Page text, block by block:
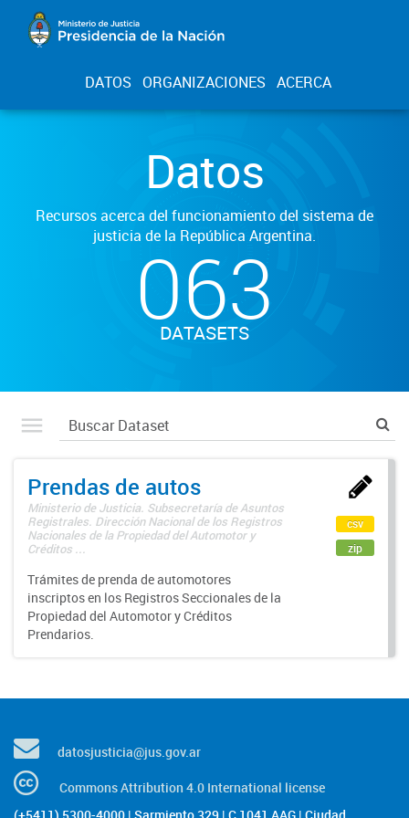
DATOS ORGANIZACIONES ACERCA
Datos
Recursos acerca del funcionamiento del sistema de
justicia de la República Argentina.
063
DATASETS
Prendas de autos
Ministerio de Justicia. Subsecretaría de Asuntos
Registrales. Dirección Nacional de los Registros
Nacionales de la Propiedad del Automotor y
Créditos ...
Trámites de prenda de automotores
inscriptos en los Registros Seccionales de la
Propiedad del Automotor y Créditos
Prendarios.
csv
zip
datosjusticia@jus.gov.ar
Commons Attribution 4.0 International license